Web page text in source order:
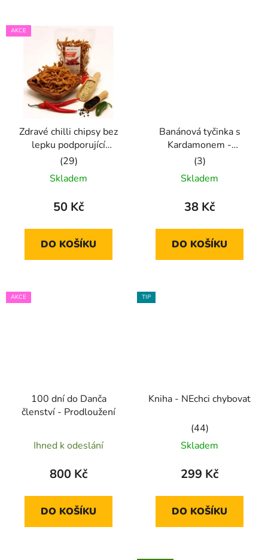
AKCE
Zdravé chilli chipsy bez
lepku podporující
hubnutí
Průměrné
hodnocení
produktu
5,0
z
Skladem
50 Kč
DO KOŠÍKU
Banánová tyčinka s
Kardamonem -
BEZlepku
Průměrné
hodnocení
produktu
5,0
z
Skladem
38 Kč
DO KOŠÍKU
AKCE
100 dní do Danča
členství - Prodloužení
Ihned k odeslání
800 Kč
DO KOŠÍKU
TIP
Kniha - NEchci chybovat
Průměrné
hodnocení
produktu
5,0
z
Skladem
299 Kč
DO KOŠÍKU